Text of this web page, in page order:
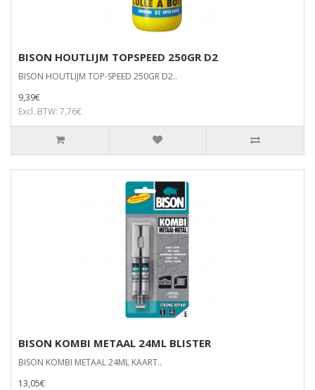
BISON HOUTLIJM TOPSPEED 250GR D2
BISON HOUTLIJM TOP-SPEED 250GR D2..
9,39€
Excl. BTW: 7,76€
BISON KOMBI METAAL 24ML BLISTER
BISON KOMBI METAAL 24ML KAART..
13,05€